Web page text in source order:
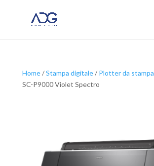
Home/Stampa digitale/ Plotter da stampa
SC-P9000 Violet Spectro